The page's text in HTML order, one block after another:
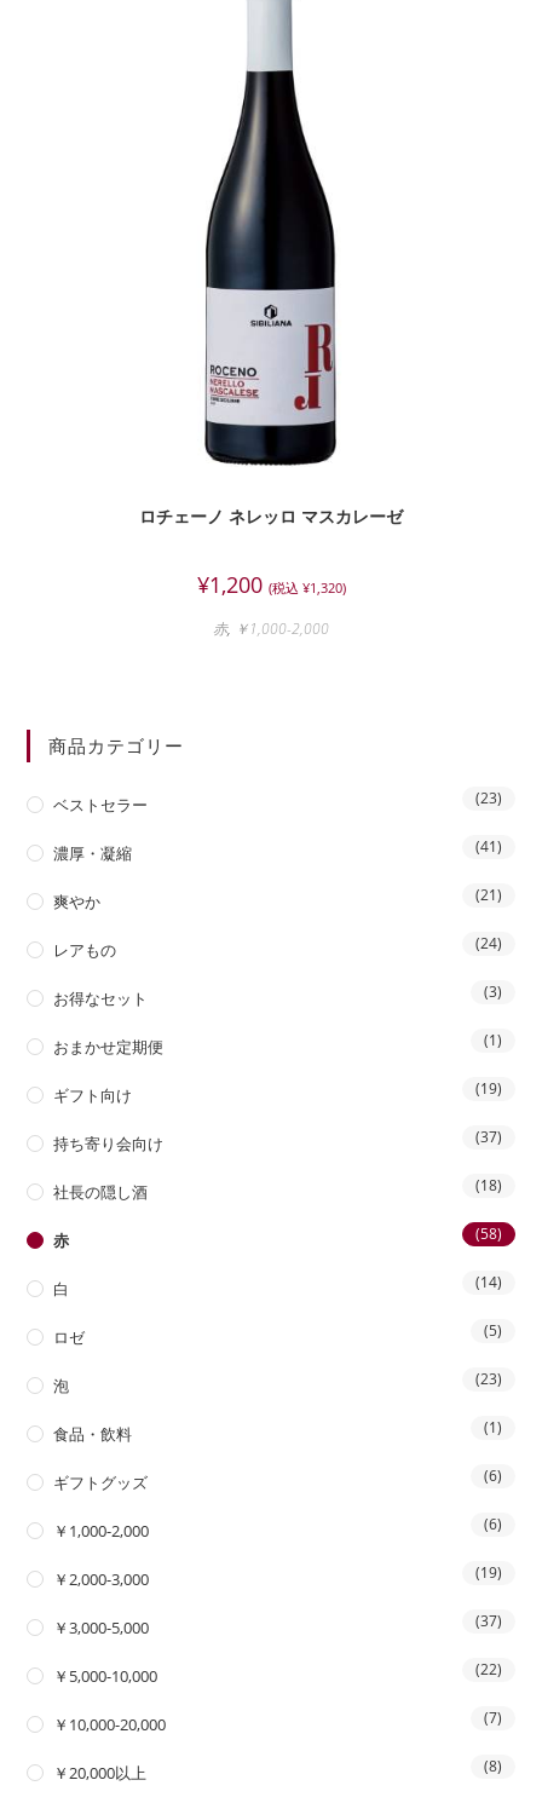
ロチェーノ ネレッロ マスカレーゼ
¥1,200 (税込 ¥1,320)
赤, ￥1,000-2,000
商品カテゴリー
ベストセラー (23)
濃厚・凝縮 (41)
爽やか (21)
レアもの (24)
お得なセット (3)
おまかせ定期便 (1)
ギフト向け (19)
持ち寄り会向け (37)
社長の隠し酒 (18)
赤 (58)
白 (14)
ロゼ (5)
泡 (23)
食品・飲料 (1)
ギフトグッズ (6)
￥1,000-2,000 (6)
￥2,000-3,000 (19)
￥3,000-5,000 (37)
￥5,000-10,000 (22)
￥10,000-20,000 (7)
￥20,000以上 (8)